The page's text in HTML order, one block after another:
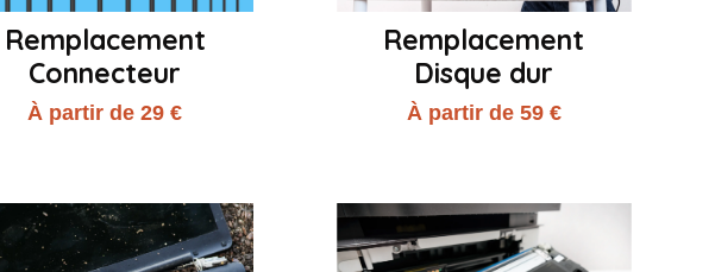
Remplacement
Connecteur
À partir de 29 €
Remplacement
Disque dur
À partir de 59 €